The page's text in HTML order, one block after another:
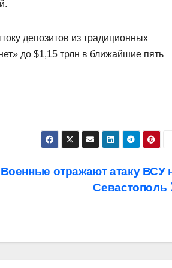
депозитов из традиционных
до $1,15 трлн в ближайшие пять
Военные отражают атаку ВСУ
Севастополь